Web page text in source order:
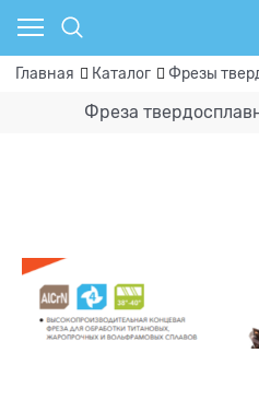
Главная Каталог Фрезы
Фреза